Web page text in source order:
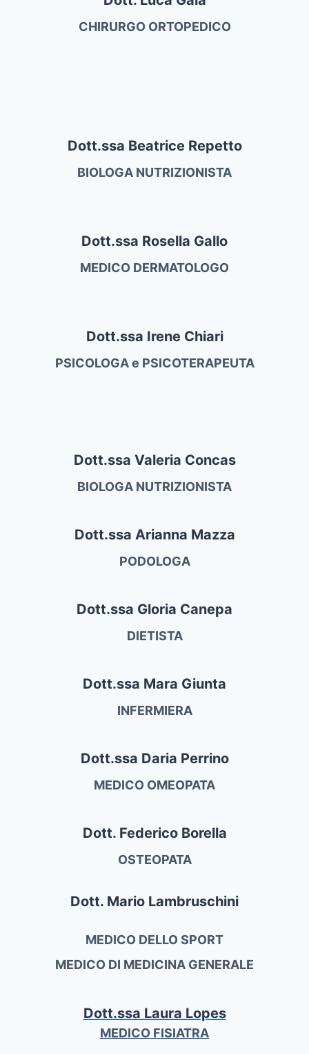
CHIRURGO ORTOPEDICO
Dott.ssa Beatrice Repetto
BIOLOGA NUTRIZIONISTA
Dott.ssa Rosella Gallo
MEDICO DERMATOLOGO
Dott.ssa Irene Chiari
PSICOLOGA e PSICOTERAPEUTA
Dott.ssa Valeria Concas
BIOLOGA NUTRIZIONISTA
Dott.ssa Arianna Mazza
PODOLOGA
Dott.ssa Gloria Canepa
DIETISTA
Dott.ssa Mara Giunta
INFERMIERA
Dott.ssa Daria Perrino
MEDICO OMEOPATA
Dott. Federico Borella
OSTEOPATA
Dott. Mario Lambruschini
MEDICO DELLO SPORT
MEDICO DI MEDICINA GENERALE
Dott.ssa Laura Lopes
MEDICO FISIATRA